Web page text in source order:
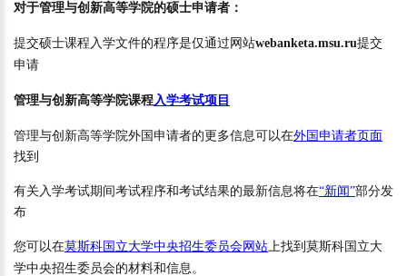
对于管理与创新高等学院的硕士申请者：
提交硕士课程入学文件的程序是仅通过网站webanketa.msu.ru提交
申请
管理与创新高等学院课程入学考试项目
管理与创新高等学院外国申请者的更多信息可以在外国申请者页面
找到
有关入学考试期间考试程序和考试结果的最新信息将在“新闻”部分发
布
您可以在莫斯科国立大学中央招生委员会网站上找到莫斯科国立大
学中央招生委员会的材料和信息。